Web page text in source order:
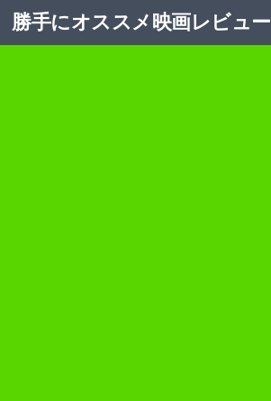
コンテンツへスキップ
勝手にオススメ映画レビュー